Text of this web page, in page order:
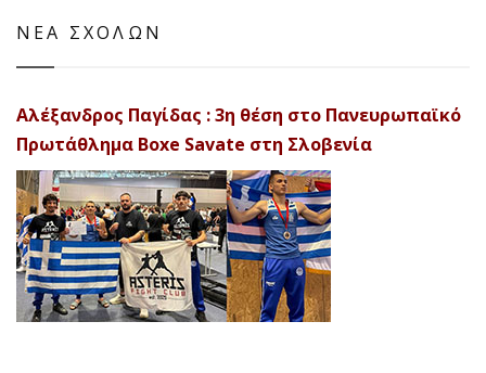
ΝΕΑ ΣΧΟΛΩΝ
Αλέξανδρος Παγίδας : 3η θέση στο Πανευρωπαϊκό
Πρωτάθλημα Boxe Savate στη Σλοβενία